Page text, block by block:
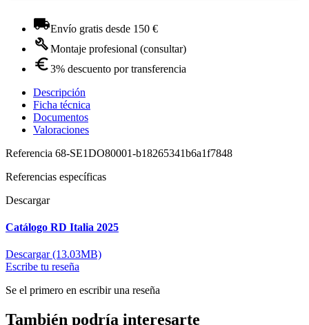
Envío gratis desde 150 €
Montaje profesional (consultar)
3% descuento por transferencia
Descripción
Ficha técnica
Documentos
Valoraciones
Referencia 68-SE1DO80001-b18265341b6a1f7848
Referencias específicas
Descargar
Catálogo RD Italia 2025
Descargar (13.03MB)
Escribe tu reseña
Se el primero en escribir una reseña
También podría interesarte